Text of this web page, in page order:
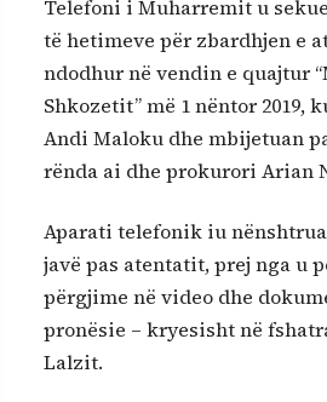
Telefoni i Muharremit u
të hetimeve për zbardhjen e
ndodhur në vendin e quajtur
Shkozetit” më 1 nëntor 2019,
Andi Maloku dhe mbijetuan
rënda ai dhe prokurori Arian
Aparati telefonik iu
javë pas atentatit, prej nga u
përgjime në video dhe
pronësie – kryesisht në
Lalzit.